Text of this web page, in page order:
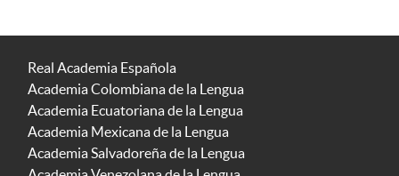
Real Academia Española
Academia Colombiana de la Lengua
Academia Ecuatoriana de la Lengua
Academia Mexicana de la Lengua
Academia Salvadoreña de la Lengua